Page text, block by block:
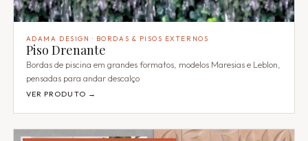
ADAMA DESIGN · BORDAS & PISOS EXTERNOS
Piso Drenante
Bordas de piscina em grandes formatos, modelos Maresias e Leblon,
pensadas para andar descalço
VER PRODUTO →